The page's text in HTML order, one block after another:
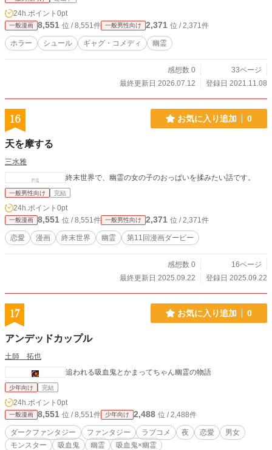
24h.ポイント 0pt
一般漫画 8,551 位 / 8,551件 一般男性向け 2,371 位 / 2,371件
ホラー シュール ギャグ・コメディ 幽霊
感想数 0
33ページ
最終更新日 2026.07.12
登録日 2021.11.08
16 お気に入り追加 0
天を摩する
三水雅
終末世界で、幽霊の女の子のおっぱいを揉みたい話です。
一般男性向け 完結
24h.ポイント 0pt
一般漫画 8,551 位 / 8,551件 一般男性向け 2,371 位 / 2,371件
恋愛 漫画 終末世界 幽霊 第11回漫画ダービー
感想数 0
16ページ
最終更新日 2025.09.22
登録日 2025.09.22
17 お気に入り追加 0
アンデッドカップル
土師 拓也
追われる吸血鬼とかまってちゃん幽霊の物語
少年向け 完結
24h.ポイント 0pt
一般漫画 8,551 位 / 8,551件 少年向け 2,488 位 / 2,488件
ダークファンタジー ファンタジー ラブコメ 夜 恋愛
男女
モンスター
吸血鬼 幽霊 吸血鬼×幽霊